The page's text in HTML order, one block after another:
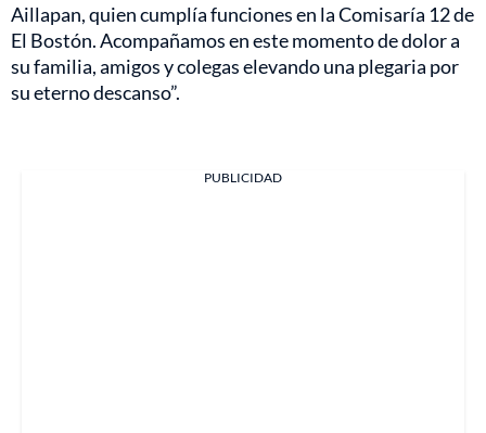
Aillapan, quien cumplía funciones en la Comisaría 12 de
El Bostón. Acompañamos en este momento de dolor a
su familia, amigos y colegas elevando una plegaria por
su eterno descanso”.
PUBLICIDAD